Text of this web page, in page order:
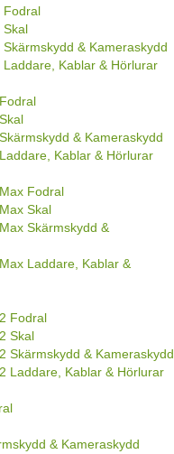
Fodral
Skal
& Kameraskydd
Laddare, Kablar & Hörlurar
& Kameraskydd
Kablar & Hörlurar
Fodral
Skal
Skärmskydd &
Laddare, Kablar &
Fodral
Skal
Skärmskydd & Kameraskydd
Laddare, Kablar & Hörlurar
& Kameraskydd